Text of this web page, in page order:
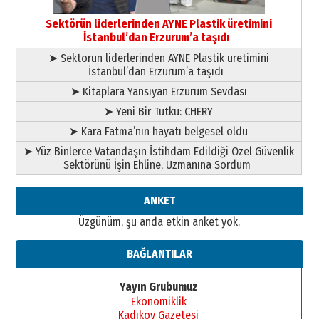
TRT’NİN BÖLGEYE AÇILAN SESİ
09 Ağustos 2026 Pazar
Sektörün liderlerinden AYNE Plastik üretimini
İstanbul’dan Erzurum’a taşıdı
➤ Sektörün liderlerinden AYNE Plastik üretimini
İstanbul’dan Erzurum’a taşıdı
➤ Kitaplara Yansıyan Erzurum Sevdası
➤ Yeni Bir Tutku: CHERY
➤ Kara Fatma’nın hayatı belgesel oldu
➤ Yüz Binlerce Vatandaşın İstihdam Edildiği Özel Güvenlik
Sektörünü İşin Ehline, Uzmanına Sordum
ANKET
Üzgünüm, şu anda etkin anket yok.
BAĞLANTILAR
Yayın Grubumuz
Ekonomiklik
Kadıköy Gazetesi